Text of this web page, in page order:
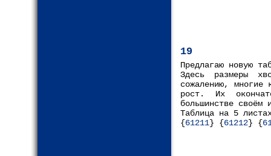
19
Предлагаю новую
Здесь размеры
сожалению, многие
рост. Их
большинстве своём
Таблица на 5
{61211} {61212} {